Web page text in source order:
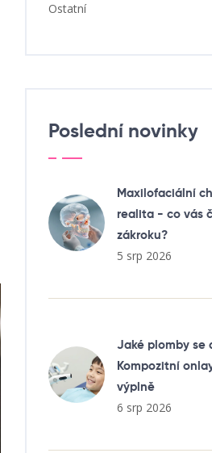
Ostatní
Poslední novinky
Maxilofaciální
realita - co vás
zákroku?
5 srp 2026
Jaké plomby se
Kompozitní
výplně
6 srp 2026